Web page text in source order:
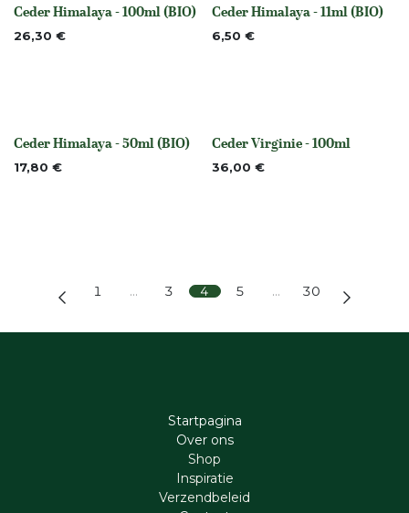
None
Ceder Himalaya - 100ml (BIO)
26,30 € None
Ceder Himalaya - 11ml (BIO)
6,50 €
None
Ceder Himalaya - 50ml (BIO)
17,80 € None
Ceder Virginie - 100ml
36,00 €
1 … 3 4 5 … 30
Startpagina
Ove​r​ ons
Shop
Inspiratie
Verzendbeleid